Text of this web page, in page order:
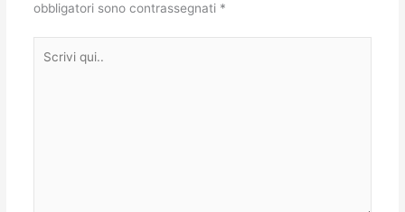
obbligatori sono contrassegnati *
qui..